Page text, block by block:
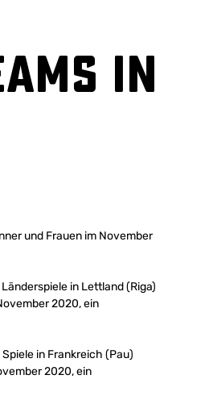
in
und Frauen im November
in Lettland (Riga)
2020, ein
in Frankreich (Pau)
2020, ein